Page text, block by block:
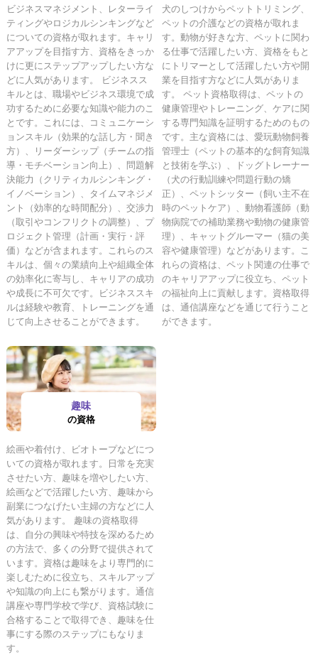
ビジネスマネジメント、レターライ
ティングやロジカルシンキングなど
についての資格が取れます。キャリ
アアップを目指す方、資格をきっか
けに更にステップアップしたい方な
どに人気があります。 ビジネスス
キルとは、職場やビジネス環境で成
功するために必要な知識や能力のこ
とです。これには、コミュニケーシ
ョンスキル（効果的な話し方・聞き
方）、リーダーシップ（チームの指
導・モチベーション向上）、問題解
決能力（クリティカルシンキング・
イノベーション）、タイムマネジメ
ント（効率的な時間配分）、交渉力
（取引やコンフリクトの調整）、プ
ロジェクト管理（計画・実行・評
価）などが含まれます。これらのス
キルは、個々の業績向上や組織全体
の効率化に寄与し、キャリアの成功
や成長に不可欠です。ビジネススキ
ルは経験や教育、トレーニングを通
じて向上させることができます。
犬のしつけからペットトリミング、
ペットの介護などの資格が取れま
す。動物が好きな方、ペットに関わ
る仕事で活躍したい方、資格をもと
にトリマーとして活躍したい方や開
業を目指す方などに人気がありま
す。 ペット資格取得は、ペットの
健康管理やトレーニング、ケアに関
する専門知識を証明するためのもの
です。主な資格には、愛玩動物飼養
管理士（ペットの基本的な飼育知識
と技術を学ぶ）、ドッグトレーナー
（犬の行動訓練や問題行動の矯
正）、ペットシッター（飼い主不在
時のペットケア）、動物看護師（動
物病院での補助業務や動物の健康管
理）、キャットグルーマー（猫の美
容や健康管理）などがあります。こ
れらの資格は、ペット関連の仕事で
のキャリアアップに役立ち、ペット
の福祉向上に貢献します。資格取得
は、通信講座などを通じて行うこと
ができます。
趣味
の資格
絵画や着付け、ビオトープなどにつ
いての資格が取れます。日常を充実
させたい方、趣味を増やしたい方、
絵画などで活躍したい方、趣味から
副業につなげたい主婦の方などに人
気があります。 趣味の資格取得
は、自分の興味や特技を深めるため
の方法で、多くの分野で提供されて
います。資格は趣味をより専門的に
楽しむために役立ち、スキルアップ
や知識の向上にも繋がります。通信
講座や専門学校で学び、資格試験に
合格することで取得でき、趣味を仕
事にする際のステップにもなりま
す。